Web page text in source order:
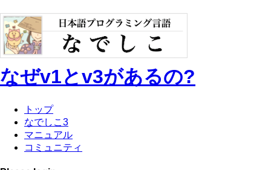
なぜv1とv3があるの?
トップ
なでしこ3
マニュアル
コミュニティ